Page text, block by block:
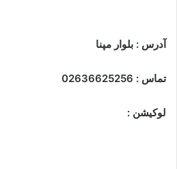
آدرس : بلوار مپنا
تماس : 02636625256
لوکیشن :